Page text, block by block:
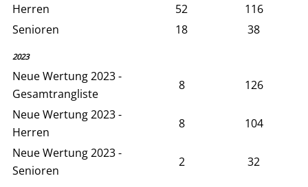
Herren
52
116
Senioren
18 38
2023
Neue Wertung 2023 -
Gesamtrangliste
8
126
Neue Wertung 2023 -
Herren
8
104
Neue Wertung 2023 -
Senioren
2 32